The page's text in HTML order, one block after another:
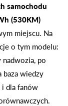
samochodu
(530KM)
miejscu. Na
o tym modelu:
po
baza wiedzy
i dla fanów